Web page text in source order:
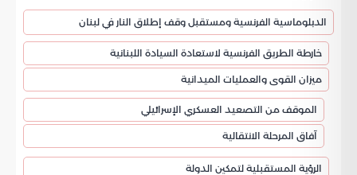
الدبلوماسية الفرنسية ومستقبل وقف إطلاق النار في لبنان
خارطة الطريق الفرنسية لاستعادة السيادة اللبنانية
ميزان القوى والعمليات الميدانية
الموقف من التصعيد العسكري الإسرائيلي
آفاق المرحلة الانتقالية
الرؤية المستقبلية لتمكين الدولة